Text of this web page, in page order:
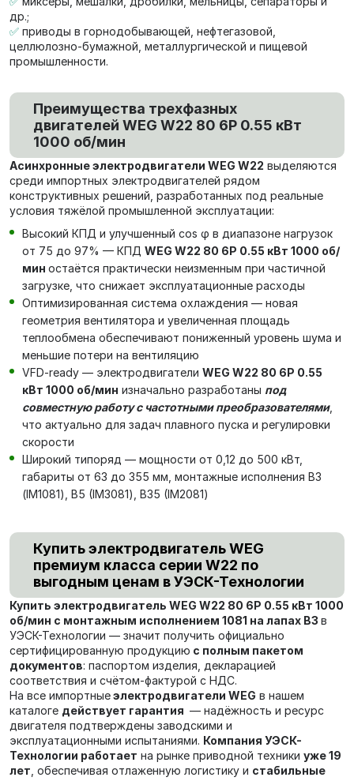
др.;
✅ приводы в горнодобывающей, нефтегазовой,
целлюлозно-бумажной, металлургической и пищевой
промышленности.
Преимущества трехфазных
двигателей WEG W22 80 6P 0.55 кВт
1000 об/мин
Асинхронные электродвигатели WEG W22 выделяются
среди импортных электродвигателей рядом
конструктивных решений, разработанных под реальные
условия тяжёлой промышленной эксплуатации:
Высокий КПД и улучшенный cos φ в диапазоне нагрузок
от 75 до 97% — КПД WEG W22 80 6P 0.55 кВт 1000 об/
мин остаётся практически неизменным при частичной
загрузке, что снижает эксплуатационные расходы
Оптимизированная система охлаждения — новая
геометрия вентилятора и увеличенная площадь
теплообмена обеспечивают пониженный уровень шума и
меньшие потери на вентиляцию
VFD-ready — электродвигатели WEG W22 80 6P 0.55
кВт 1000 об/мин изначально разработаны под
совместную работу с частотными преобразователями,
что актуально для задач плавного пуска и регулировки
скорости
Широкий типоряд — мощности от 0,12 до 500 кВт,
габариты от 63 до 355 мм, монтажные исполнения В3
(IM1081), В5 (IM3081), В35 (IM2081)
Купить электродвигатель WEG
премиум класса серии W22 по
выгодным ценам в УЭСК-Технологии
Купить электродвигатель WEG W22 80 6P 0.55 кВт 1000
об/мин с монтажным исполнением 1081 на лапах В3 в
УЭСК-Технологии — значит получить официально
сертифицированную продукцию с полным пакетом
документов: паспортом изделия, декларацией
соответствия и счётом-фактурой с НДС.
На все импортныеэлектродвигатели WEG в нашем
каталоге действует гарантия — надёжность и ресурс
двигателя подтверждены заводскими и
эксплуатационными испытаниями. Компания УЭСК-
Технологии работает на рынке приводной техники уже 19
лет , обеспечивая отлаженную логистику и стабильные